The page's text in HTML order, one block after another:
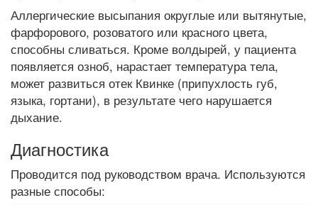
Аллергические высыпания округлые или вытянутые,
фарфорового, розоватого или красного цвета,
способны сливаться. Кроме волдырей, у пациента
появляется озноб, нарастает температура тела,
может развиться отек Квинке (припухлость губ,
языка, гортани), в результате чего нарушается
дыхание.
Диагностика
Проводится под руководством врача. Используются
разные способы: